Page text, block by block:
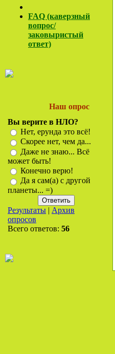
FAQ (каверзный
вопрос/
заковыристый
ответ)
Наш опрос
Вы верите в НЛО?
Нет, ерунда это всё!
Скорее нет, чем да...
Даже не знаю... Всё
может быть!
Конечно верю!
Да я сам(а) с другой
планеты... =)
Результаты | Архив
опросов
Всего ответов: 56